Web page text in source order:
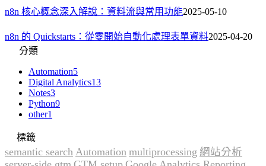
n8n 核心概念深入解說：資料流與常用功能2025-05-10
n8n 的 Quickstarts：從零開始自動化處理表單資料2025-04-20
分類
Automation5
Digital Analytics13
Notes3
Python9
other1
標籤
semantic search Automation multiprocessing 網站分析